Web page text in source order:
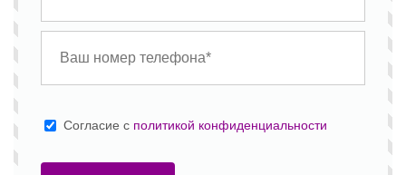
Cогласие с политикой конфиденциальности